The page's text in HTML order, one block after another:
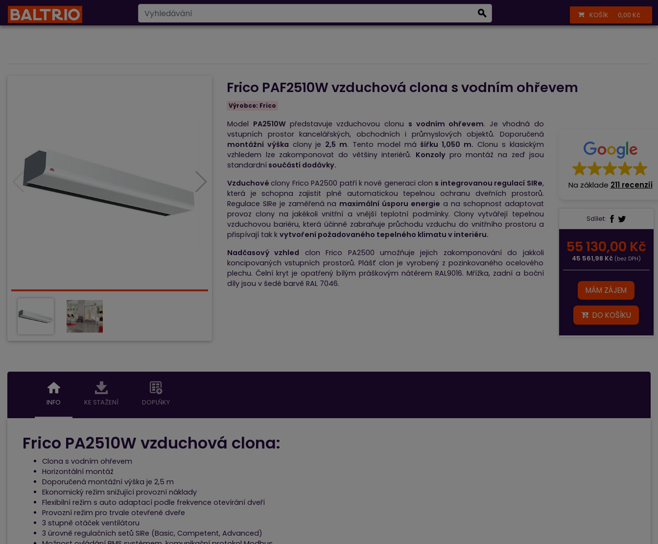
+420 723 377 002 KOŠÍK 0,00 Kč
Frico PAF2510W vzduchová clona s vodním ohřevem
Výrobce: Frico
Sdílet:
55 130,00 Kč
45 561,98 Kč (bez DPH)
MÁM ZÁJEM
DO KOŠÍKU
Na základe 211 recenzií
Model PA2510W představuje vzduchovou clonu s vodním ohřevem. Je vhodná do
vstupních prostor kancelářských, obchodních i průmyslových objektů. Doporučená
montážní výška clony je 2,5 m. Tento model má šířku 1,050 m. Clonu s klasickým
vzhledem lze zakomponovat do většiny interiérů. Konzoly pro montáž na zeď jsou
standardní součástí dodávky.
Vzduchovéclony Frico PA2500 patří k nové generaci clon s integrovanou regulací SIRe,
která je schopna zajistit plně automatickou tepelnou ochranu dveřních prostorů.
Regulace SIRe je zaměřená na maximální úsporu energie a na schopnost adaptovat
provoz clony na jakékoli vnitřní a vnější teplotní podmínky. Clony vytvářejí tepelnou
vzduchovou bariéru, která účinně zabraňuje průchodu vzduchu do vnitřního prostoru a
přispívají tak k vytvoření požadovaného tepelného klimatu v interiéru.
Nadčasový vzhled clon Frico PA2500 umožňuje jejich zakomponování do jakkoli
koncipovaných vstupních prostorů. Plášť clon je vyrobený z pozinkovaného ocelového
plechu. Čelní kryt je opatřený bílým práškovým nátěrem RAL9016. Mřížka, zadní a boční
díly jsou v šedé barvě RAL 7046.
INFO KE STAŽENÍ DOPLŇKY
Frico PA2510W vzduchová clona:
Clona s vodním ohřevem
Horizontální montáž
Doporučená montážní výška je 2,5 m
Ekonomický režim snižující provozní náklady
Flexibilní režim s auto adaptací podle frekvence otevírání dveří
Provozní režim pro trvale otevřené dveře
3 stupně otáček ventilátoru
3 úrovně regulačních setů SIRe (Basic, Competent, Advanced)